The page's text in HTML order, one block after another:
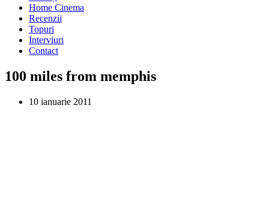
Home Cinema
Recenzii
Topuri
Interviuri
Contact
100 miles from memphis
10 ianuarie 2011